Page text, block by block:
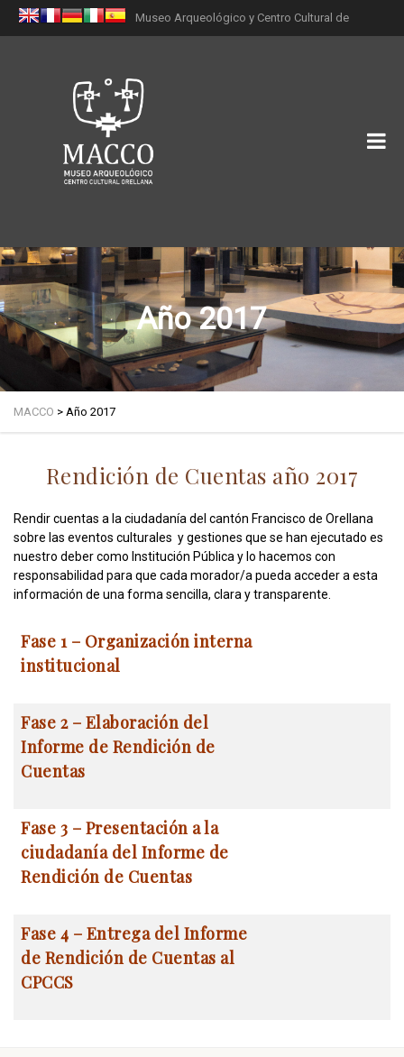
Museo Arqueológico y Centro Cultural de
Año 2017
MACCO > Año 2017
Rendición de Cuentas año 2017
Rendir cuentas a la ciudadanía del cantón Francisco de Orellana
sobre las eventos culturales y gestiones que se han ejecutado es
nuestro deber como Institución Pública y lo hacemos con
responsabilidad para que cada morador/a pueda acceder a esta
información de una forma sencilla, clara y transparente.
Fase 1 – Organización interna
institucional
Fase 2 – Elaboración del
Informe de Rendición de
Cuentas
Fase 3 – Presentación a la
ciudadanía del Informe de
Rendición de Cuentas
Fase 4 – Entrega del Informe
de Rendición de Cuentas al
CPCCS